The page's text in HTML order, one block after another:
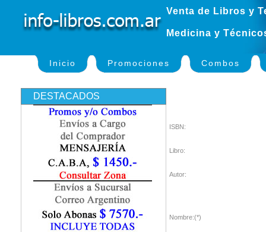
Venta de Libros y
Medicina y
Inicio Promociones Combos
DESTACADOS
ISBN:
Libro:
Autor:
Nombre:(*)